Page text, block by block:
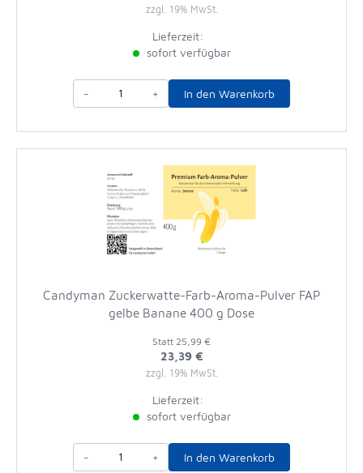
zzgl. 19% MwSt.
Lieferzeit:
sofort verfügbar
- + In den Warenkorb
Candyman Zuckerwatte-Farb-Aroma-Pulver FAP
gelbe Banane 400 g Dose
Statt 25,99 €
23,39 €
zzgl. 19% MwSt.
Lieferzeit:
sofort verfügbar
- + In den Warenkorb